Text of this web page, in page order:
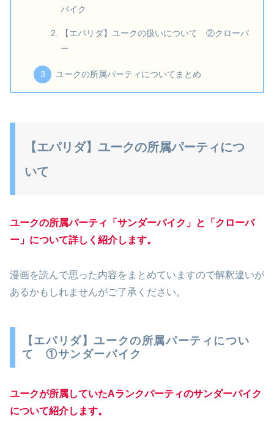
パイク
【エパリダ】ユークの扱いについて ②クローバ
ー
ユークの所属パーティについてまとめ
【エパリダ】ユークの所属パーティにつ
いて
ユークの所属パーティ「サンダーパイク」と「クローバ
ー」について詳しく紹介します。
漫画を読んで思った内容をまとめていますので解釈違いが
あるかもしれませんがご了承ください。
【エパリダ】ユークの所属パーティについ
て ①サンダーパイク
ユークが所属していたAランクパーティのサンダーパイク
について紹介します。